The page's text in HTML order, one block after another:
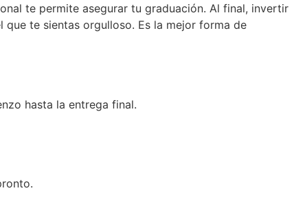
te permite asegurar tu graduación. Al final, invertir
te sientas orgulloso. Es la mejor forma de
hasta la entrega final.